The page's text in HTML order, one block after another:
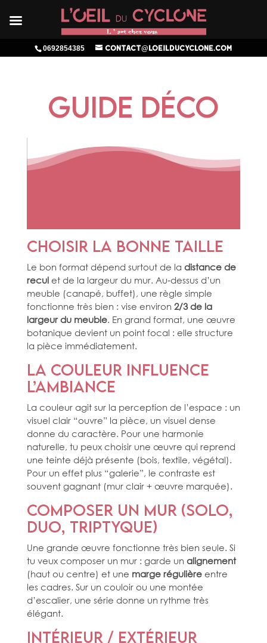
0692854385 contact@loeilducyclone.com
Guide déco
Choisir la bonne taille
Le bon format dépend surtout de la distance de
reculet de la largeur du mur. Au‑dessus d’un
meuble (canapé, buffet), une règle simple
fonctionne très bien : vise environ 2/3 de la
largeur du meuble. En grand format, une œuvre
botanique devient un point focal : elle structure
la pièce immédiatement.
La couleur influence
l’ambiance
La couleur agit sur la perception de l’espace : un
visuel clair “ouvre” la pièce, un visuel dense
donne du caractère. Pour une harmonie
naturelle, tu peux choisir une œuvre qui reprend
une teinte déjà présente (bois, textile, végétal).
Pour un effet plus “galerie”, le contraste est
souvent gagnant (mur clair + œuvre marquée).
Composer un mur (solo,
duo, triptyque)
Une grande œuvre fonctionne très bien seule. Si
tu veux composer un mur : garde un alignement
(haut ou centre) et une marge régulièreentre
les cadres. Sur un couloir ou une montée
d’escalier, une série donne un rythme très
élégant.
Intérieur / extérieur